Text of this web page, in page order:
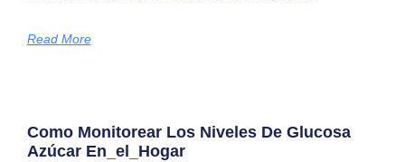
Read More
Como Monitorear Los Niveles De Glucosa
Azúcar En_el_Hogar